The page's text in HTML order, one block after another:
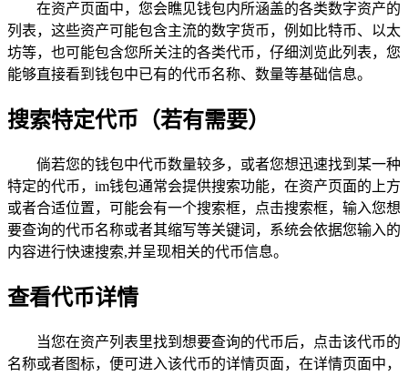
在资产页面中，您会瞧见钱包内所涵盖的各类数字资产的
列表，这些资产可能包含主流的数字货币，例如比特币、以太
坊等，也可能包含您所关注的各类代币，仔细浏览此列表，您
能够直接看到钱包中已有的代币名称、数量等基础信息。
搜索特定代币（若有需要）
倘若您的钱包中代币数量较多，或者您想迅速找到某一种
特定的代币，im钱包通常会提供搜索功能，在资产页面的上方
或者合适位置，可能会有一个搜索框，点击搜索框，输入您想
要查询的代币名称或者其缩写等关键词，系统会依据您输入的
内容进行快速搜索,并呈现相关的代币信息。
查看代币详情
当您在资产列表里找到想要查询的代币后，点击该代币的
名称或者图标，便可进入该代币的详情页面，在详情页面中，